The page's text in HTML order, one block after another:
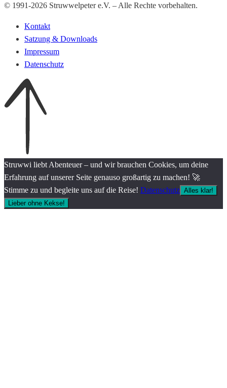
© 1991-2026 Struwwelpeter e.V. – Alle Rechte vorbehalten.
Kontakt
Satzung & Downloads
Impressum
Datenschutz
Struwwi liebt Abenteuer – und wir brauchen Cookies, um deine
Erfahrung auf unserer Seite genauso großartig zu machen! 🚀
Stimme zu und begleite uns auf die Reise! Datenschutz Alles klar!
Lieber ohne Kekse!